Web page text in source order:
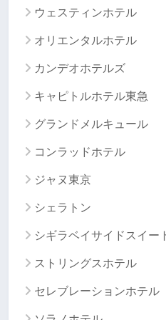
ウェスティンホテル
オリエンタルホテル
カンデオホテルズ
キャピトルホテル東急
グランドメルキュール
コンラッドホテル
ジャヌ東京
シェラトン
シギラベイサイドスイー
ストリングスホテル
セレブレーションホテル